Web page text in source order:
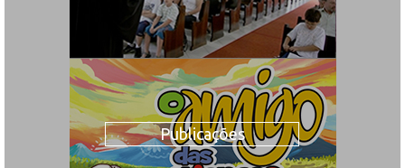
Publicações